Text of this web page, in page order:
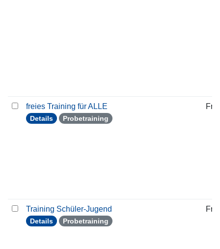
freies Training für ALLE
Details Probetraining
Training Schüler-Jugend
Details Probetraining